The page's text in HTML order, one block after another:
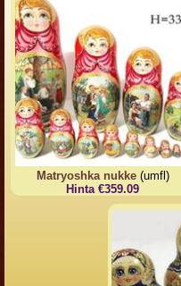
Matryoshka nukke(umfl)
Hinta €359.09